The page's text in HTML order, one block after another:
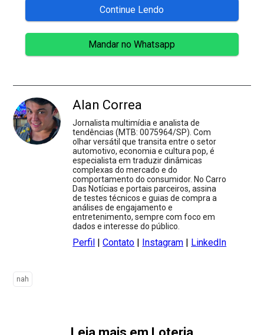
Continue Lendo
Mandar no Whatsapp
Alan Correa
Jornalista multimídia e analista de
tendências (MTB: 0075964/SP). Com
olhar versátil que transita entre o setor
automotivo, economia e cultura pop, é
especialista em traduzir dinâmicas
complexas do mercado e do
comportamento do consumidor. No Carro
Das Notícias e portais parceiros, assina
de testes técnicos e guias de compra a
análises de engajamento e
entretenimento, sempre com foco em
dados e interesse do público.
Perfil |Contato | Instagram | LinkedIn
nah